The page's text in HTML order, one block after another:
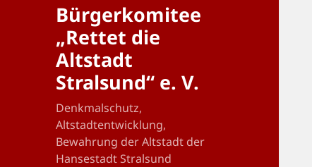
Bürgerkomitee
„Rettet die
Altstadt
Stralsund“ e. V.
Denkmalschutz,
Altstadtentwicklung,
Bewahrung der Altstadt der
Hansestadt Stralsund